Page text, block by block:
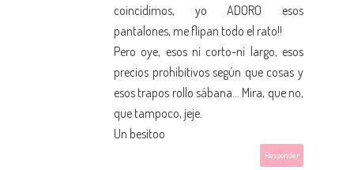
coincidimos, yo ADORO esos
pantalones, me flipan todo el rato!!
Pero oye, esos ni corto-ni largo, esos
precios prohibitivos según que cosas y
esos trapos rollo sábana... Mira, que no,
que tampoco, jeje.
Un besitoo
Responder